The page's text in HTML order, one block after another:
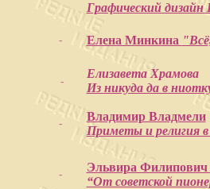
Графический
- Елена Минкина
-
Елизавета Храмова
Из никуда да в
-
Владимир Владмели
Приметы и религия
-
Эльвира Филипович
“От советской